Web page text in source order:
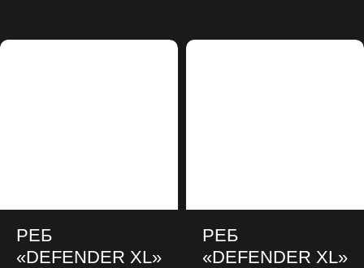
РЕБ
«DEFENDER XL»
РЕБ
«DEFENDER XL»